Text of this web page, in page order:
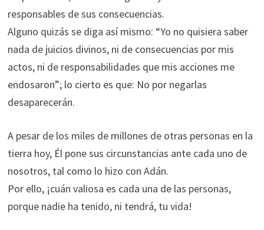
responsables de sus consecuencias.
Alguno quizás se diga así mismo: “Yo no quisiera saber
nada de juicios divinos, ni de consecuencias por mis
actos, ni de responsabilidades que mis acciones me
endosaron”; lo cierto es que: No por negarlas
desaparecerán.
A pesar de los miles de millones de otras personas en la
tierra hoy, Él pone sus circunstancias ante cada uno de
nosotros, tal como lo hizo con Adán.
Por ello, ¡cuán valiosa es cada una de las personas,
porque nadie ha tenido, ni tendrá, tu vida!